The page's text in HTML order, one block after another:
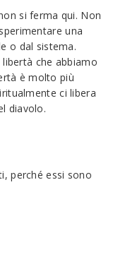
si ferma qui. Non
una
o dal sistema.
che abbiamo
è molto più
ci libera
diavolo.
perché essi sono